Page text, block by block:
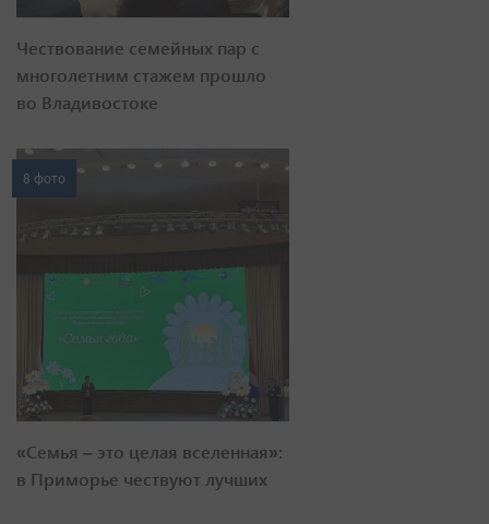
Чествование семейных пар с
многолетним стажем прошло
во Владивостоке
8 фото
«Семья – это целая вселенная»:
в Приморье чествуют лучших